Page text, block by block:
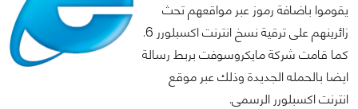
يقوموا باضافة رموز عبر مواقعهم تحث
زائرينهم على ترقية نسخ انترنت اكسبلورر 6.
كما قامت شركة مايكروسوفت بربط رسالة
ايضا بالحمله الجديدة وذلك عبر موقع
انترنت اكسبلورر الرسمى.